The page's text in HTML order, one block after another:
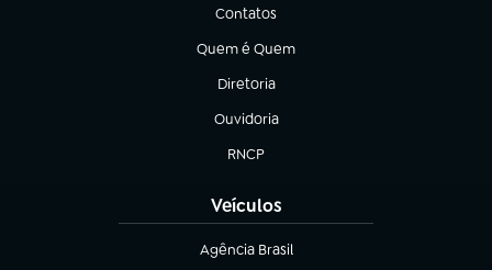
Contatos
(abre em nova aba)
Quem é Quem
(abre em nova aba)
Diretoria
(abre em nova aba)
Ouvidoria
(abre em nova aba)
RNCP
(abre em nova aba)
Veículos
Agência Brasil
(abre em nova aba)